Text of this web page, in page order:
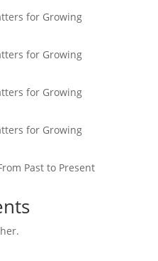
for Growing
for Growing
for Growing
for Growing
Past to Present